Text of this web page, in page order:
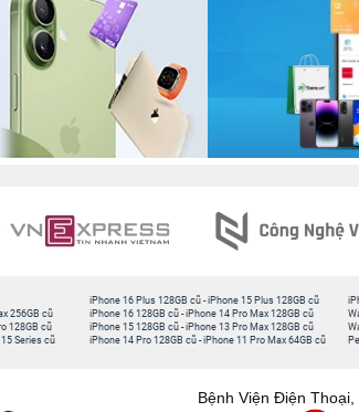
256GB cũ
128GB cũ
Series cũ
iPhone 16 Plus 128GB cũ -iPhone 15 Plus 128GB cũ
iPhone 16 128GB cũ -iPhone 14 Pro Max 128GB cũ
iPhone 15 128GB cũ -iPhone 13 Pro Max 128GB cũ
iPhone 14 Pro 128GB cũ -iPhone 11 Pro Max 64GB cũ
Bệnh Viện Điện Thoại,